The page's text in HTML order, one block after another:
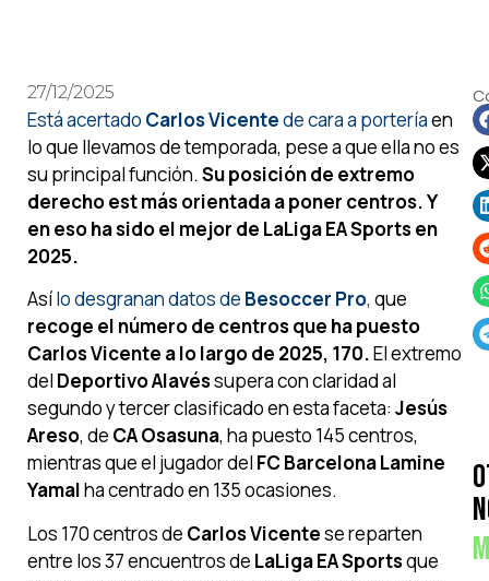
27/12/2025
Está acertado Carlos Vicentede cara a porteríaen
lo que llevamos de temporada, pese a que ella no es
su principal función. Su posición de extremo
derecho est más orientada a poner centros. Y
en eso ha sido el mejor de LaLiga EA Sports en
2025.
Asílo desgranan datos de Besoccer Pro, que
recoge el número de centros que ha puesto
Carlos Vicente a lo largo de 2025, 170.El extremo
del Deportivo Alavéssupera con claridad al
segundo y tercer clasificado en esta faceta: Jesús
Areso, de CA Osasuna, ha puesto 145 centros,
mientras que el jugador del FC Barcelona Lamine
Yamalha centrado en 135 ocasiones.
Los 170 centros de Carlos Vicentese reparten
entre los 37 encuentros de LaLiga EA Sportsque